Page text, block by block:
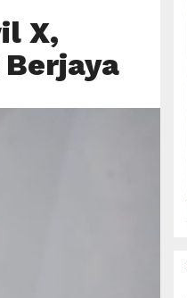
X,